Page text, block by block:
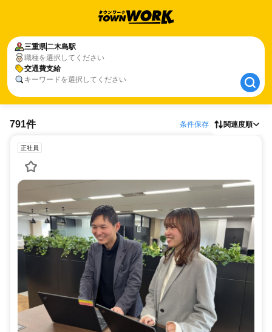
三重県二木島駅
職種を選択してください
交通費支給
キーワードを選択してください
三重県二木島駅
交通費支給
791件 条件保存 関連度順
正社員